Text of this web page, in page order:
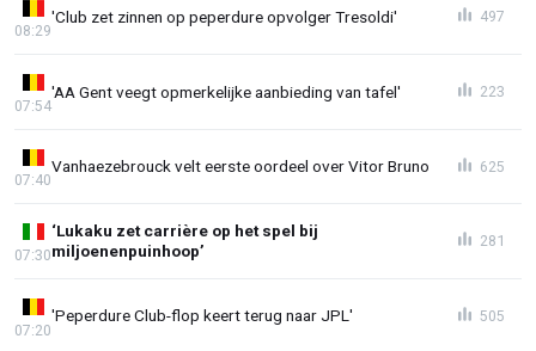
'Club zet zinnen op peperdure opvolger Tresoldi'
08:29
497
'AA Gent veegt opmerkelijke aanbieding van tafel'
07:54
223
Vanhaezebrouck velt eerste oordeel over Vitor Bruno
07:40
625
‘Lukaku zet carrière op het spel bij
miljoenenpuinhoop’
07:30
281
'Peperdure Club-flop keert terug naar JPL'
07:20
505